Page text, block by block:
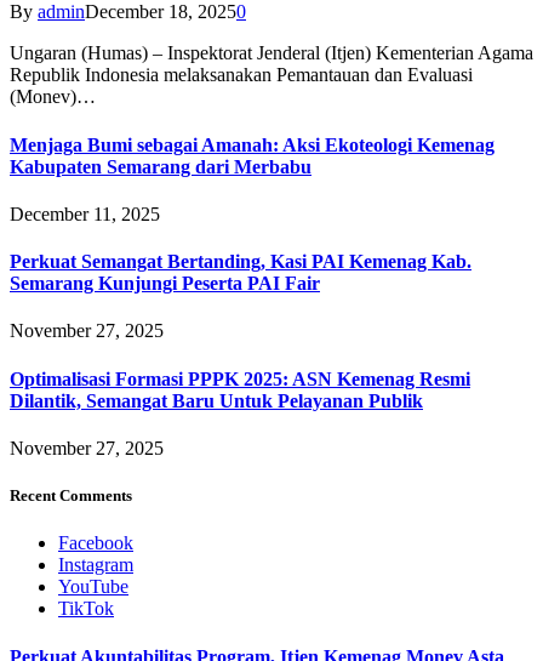
By adminDecember 18, 20250
Ungaran (Humas) – Inspektorat Jenderal (Itjen) Kementerian Agama
Republik Indonesia melaksanakan Pemantauan dan Evaluasi
(Monev)…
Menjaga Bumi sebagai Amanah: Aksi Ekoteologi Kemenag
Kabupaten Semarang dari Merbabu
December 11, 2025
Perkuat Semangat Bertanding, Kasi PAI Kemenag Kab.
Semarang Kunjungi Peserta PAI Fair
November 27, 2025
Optimalisasi Formasi PPPK 2025: ASN Kemenag Resmi
Dilantik, Semangat Baru Untuk Pelayanan Publik
November 27, 2025
Recent Comments
Facebook
Instagram
YouTube
TikTok
Perkuat Akuntabilitas Program, Itjen Kemenag Monev Asta